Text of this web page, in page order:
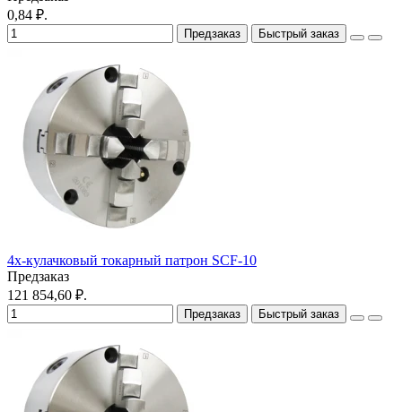
0,84 ₽.
Предзаказ Быстрый заказ
4х-кулачковый токарный патрон SCF-10
Предзаказ
121 854,60 ₽.
Предзаказ Быстрый заказ